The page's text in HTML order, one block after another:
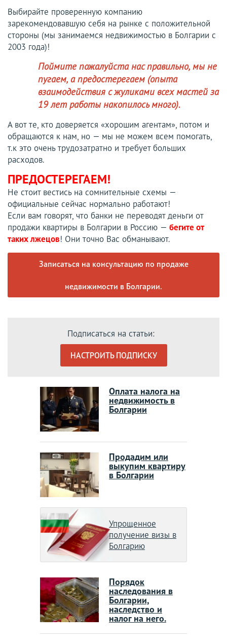
Выбирайте проверенную компанию
зарекомендовавшую себя на рынке с положительной
стороны (мы занимаемся недвижимостью в Болгарии с
2003 года)!
Поймите пожалуйста нас правильно, мы не
пугаем, а предостерегаем (опыта
взаимодействия с жуликами всех мастей за
19 лет работы накопилось много).
А вот те, кто доверяется «хорошим агентам», потом и
обращаются к нам, но — мы не можем всем помогать,
т.к это очень трудозатратно и требует больших
расходов.
ПРЕДОСТЕРЕГАЕМ!
Не стоит вестись на сомнительные схемы —
официальные сейчас нормально работают!
Если вам говорят, что банки не переводят деньги от
продажи квартиры в Болгарии в Россию — бегите от
таких лжецов! Они точно Вас обманывают.
Записаться на консультацию по продаже
недвижимости в Болгарии.
Подписаться на статьи:
НАСТРОИТЬ ПОДПИСКУ
Оплата налога на
недвижимость в
Болгарии
Продадим или
выкупим квартиру
в Болгарии
Упрощенное
получение визы в
Болгарию
Порядок
наследования в
Болгарии,
наследство и
налог на него.